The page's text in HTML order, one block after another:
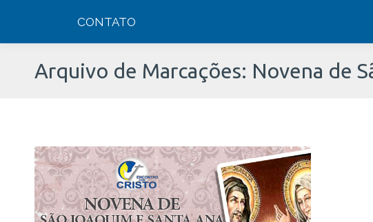
CONTATO
Arquivo de Marcações: Novena de